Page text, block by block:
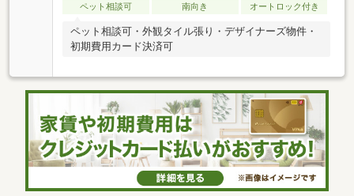
ペット相談可
南向き オートロック付き
ペット相談可・外観タイル張り・デザイナーズ物件・
初期費用カード決済可